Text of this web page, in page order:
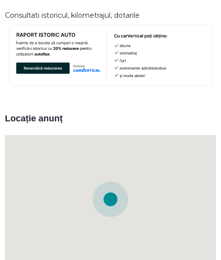
Consultati istoricul, kilometrajul, dotarile
Locație anunț